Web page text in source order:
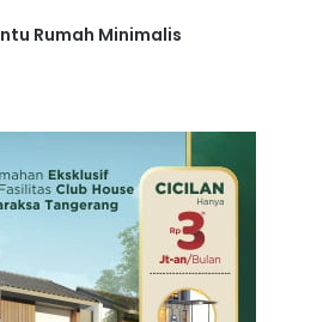
Rumah Minimalis